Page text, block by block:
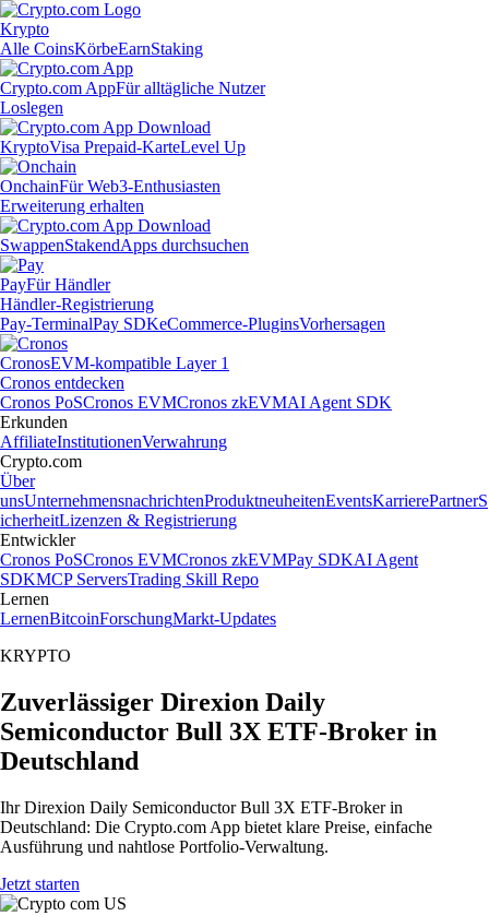
Krypto
Alle CoinsKörbeEarnStaking
Crypto.com AppFür alltägliche Nutzer
Loslegen
KryptoVisa Prepaid-KarteLevel Up
OnchainFür Web3-Enthusiasten
Erweiterung erhalten
SwappenStakendApps durchsuchen
PayFür Händler
Händler-Registrierung
Pay-TerminalPay SDKeCommerce-PluginsVorhersagen
CronosEVM-kompatible Layer 1
Cronos entdecken
Cronos PoSCronos EVMCronos zkEVMAI Agent SDK
Erkunden
AffiliateInstitutionenVerwahrung
Crypto.com
Über
unsUnternehmensnachrichtenProduktneuheitenEventsKarrierePartnerS
icherheitLizenzen & Registrierung
Entwickler
Cronos PoSCronos EVMCronos zkEVMPay SDKAI Agent
SDKMCP ServersTrading Skill Repo
Lernen
LernenBitcoinForschungMarkt-Updates
KRYPTO
Zuverlässiger Direxion Daily
Semiconductor Bull 3X ETF-Broker in
Deutschland
Ihr Direxion Daily Semiconductor Bull 3X ETF-Broker in
Deutschland: Die Crypto.com App bietet klare Preise, einfache
Ausführung und nahtlose Portfolio-Verwaltung.
Jetzt starten